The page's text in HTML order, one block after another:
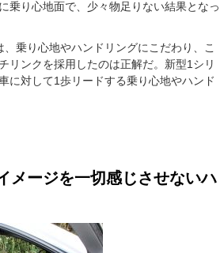
乗り心地面で、少々物足りない結果となっ
乗り心地やハンドリングにこだわり、こ
リンクを採用したのは正解だ。新型1シリ
に対して1歩リードする乗り心地やハンド
メージを一切感じさせないハ